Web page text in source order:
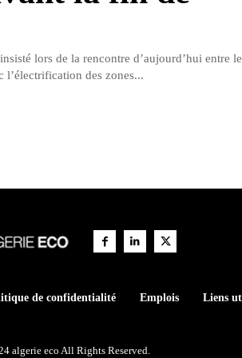
lors de la rencontre d’aujourd’hui entre le
l’électrification des zones...
de confidentialité Emplois Liens
algerie eco All Rights Reserved.